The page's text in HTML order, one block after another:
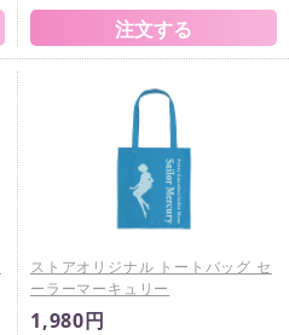
ストアオリジナル トートバッグ セ
ーラーマーキュリー
1,980円